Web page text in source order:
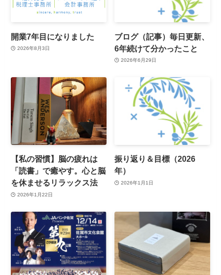
開業7年目になりました
2026年8月3日
ブログ（記事）毎日更新、
6年続けて分かったこと
2026年6月29日
【私の習慣】脳の疲れは
「読書」で癒やす。心と脳
を休ませるリラックス法
2026年1月22日
振り返り＆目標（2026
年）
2026年1月1日